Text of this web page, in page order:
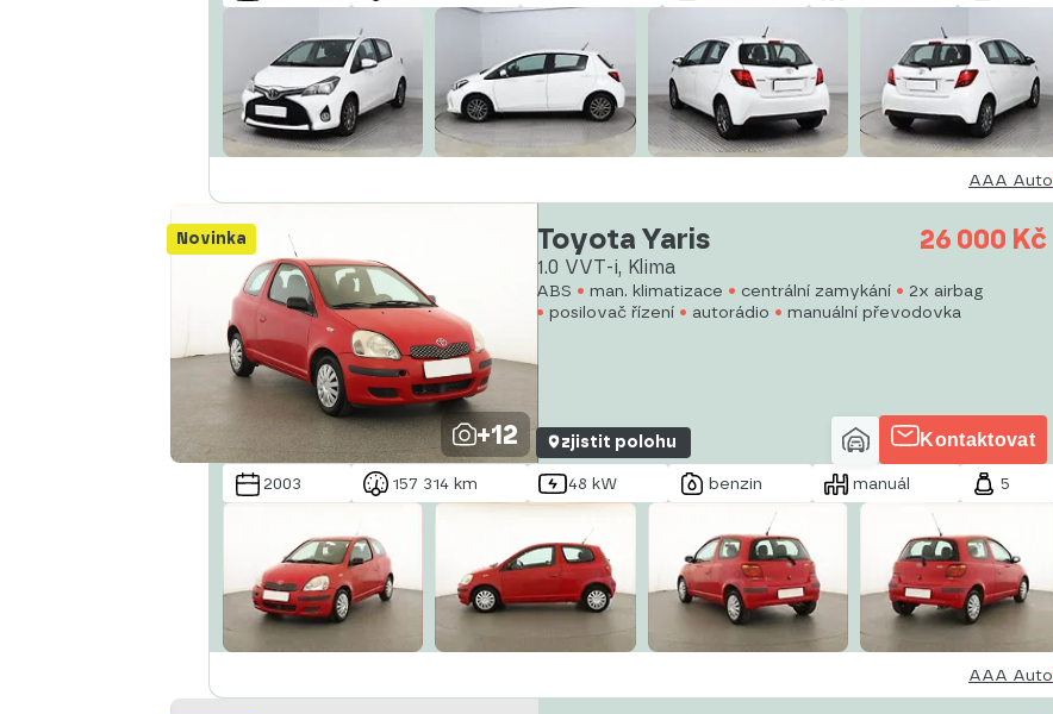
AAA Auto
Novinka
+12
Toyota Yaris
1.0 VVT-i, Klima
26 000 Kč
ABS man. klimatizace centrální zamykání
2x airbag
posilovač řízení
autorádio manuální převodovka
zjistit polohu Kontaktovat
2003 157 314 km 48 kW benzin manuál 5
AAA Auto